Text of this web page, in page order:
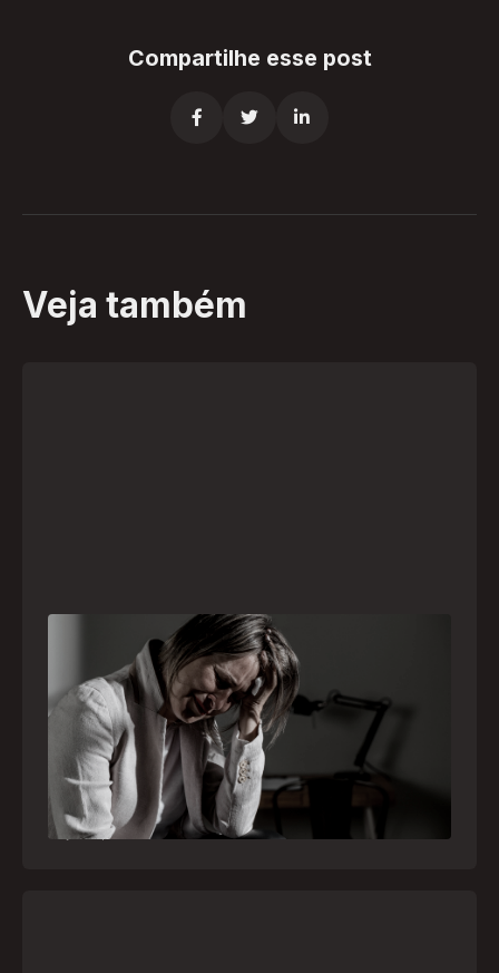
Compartilhe esse post
  
Veja também
Crise psiquiátrica é urgência médica: saiba
como o SAMU atua nesses casos
Surtos, tentativas de suicídio e episódios de
agitação intensa são considerados urgências
médicas e devem receber atendimento
especializado pelo telefone 192
21 julho, 2026